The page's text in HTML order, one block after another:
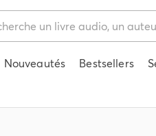
Nouveautés Bestsellers